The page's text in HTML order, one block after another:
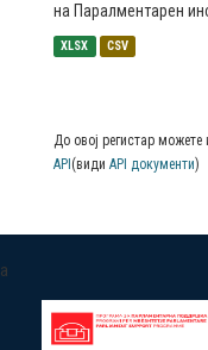
на Паралментарен
XLSX CSV
До овој регистар
API (види API документи)
a